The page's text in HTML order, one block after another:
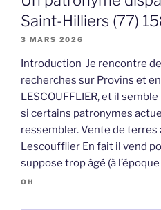
Saint-Hilliers (77)
3 MARS 2026
Introduction Je rencontre
recherches sur Provins et
LESCOUFFLIER, et il
si certains patronymes
ressembler. Vente de terres
Lescoufflier En fait il vend
suppose trop âgé (à
OH